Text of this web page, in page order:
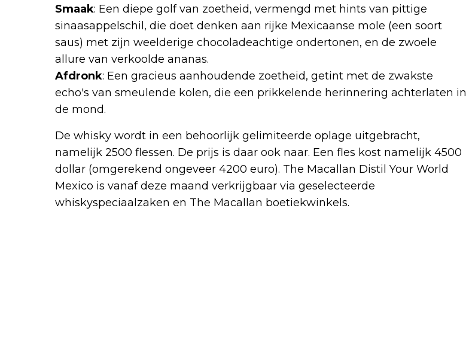
Smaak: Een diepe golf van zoetheid, vermengd met hints van pittige
sinaasappelschil, die doet denken aan rijke Mexicaanse mole (een soort
saus) met zijn weelderige chocoladeachtige ondertonen, en de zwoele
allure van verkoolde ananas.
Afdronk: Een gracieus aanhoudende zoetheid, getint met de zwakste
echo's van smeulende kolen, die een prikkelende herinnering achterlaten in
de mond.
De whisky wordt in een behoorlijk gelimiteerde oplage uitgebracht,
namelijk 2500 flessen. De prijs is daar ook naar. Een fles kost namelijk 4500
dollar (omgerekend ongeveer 4200 euro). The Macallan Distil Your World
Mexico is vanaf deze maand verkrijgbaar via geselecteerde
whiskyspeciaalzaken en The Macallan boetiekwinkels.